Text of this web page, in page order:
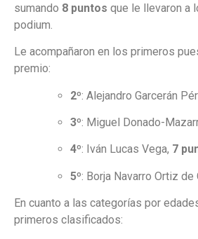
sumando 8 puntos que le llevaron a
podium.
Le acompañaron en los primeros
premio:
2º: Alejandro Garcerán
3º: Miguel Donado-
4º: Iván Lucas Vega, 7
5º: Borja Navarro Ortiz de
En cuanto a las categorías por
primeros clasificados: